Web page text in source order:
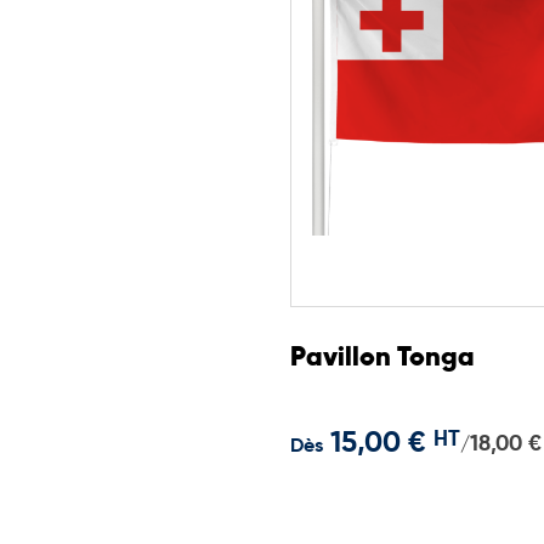
Pavillon Tonga
Dès 15,00 € HT /18,00 €